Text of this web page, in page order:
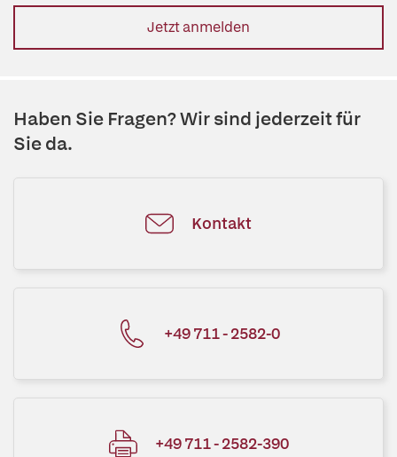
Jetzt anmelden
Haben Sie Fragen? Wir sind jederzeit für
Sie da.
Kontakt
+49 711 - 2582-0
+49 711 - 2582-390